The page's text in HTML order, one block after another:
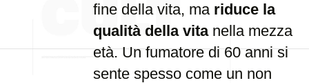
fine della vita, ma riduce la
qualità della vitanella mezza
età. Un fumatore di 60 anni si
sente spesso come un non